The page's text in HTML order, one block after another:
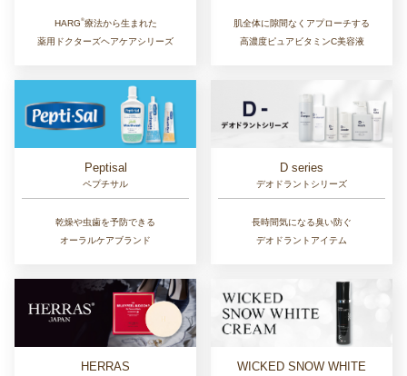
HARG®︎療法から生まれた
薬用ドクターズヘアケアシリーズ
肌全体に隙間なくアプローチする
高濃度ピュアビタミンC美容液
Peptisal
ペプチサル
乾燥や虫歯を予防できる
オーラルケアブランド
D series
デオドラントシリーズ
長時間気になる臭い防ぐ
デオドラントアイテム
HERRAS
WICKED SNOW WHITE